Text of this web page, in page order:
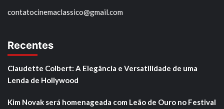
contatocinemaclassico@gmail.com
Recentes
Claudette Colbert: A Elegância e Versatilidade de uma
Lenda de Hollywood
Kim Novak será homenageada com Leão de Ouro no Festival